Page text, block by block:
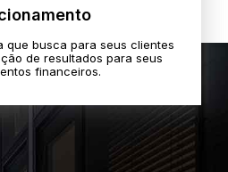
que busca para seus clientes
de resultados para seus
financeiros.